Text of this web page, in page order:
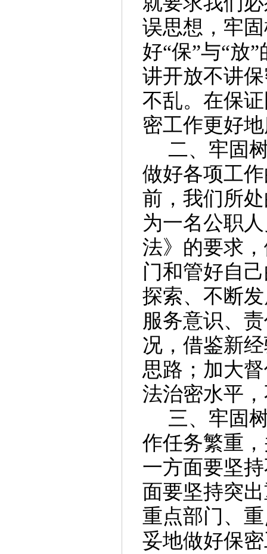
误思想，牢
好“保”与“放
讲开放不讲
不乱。在保
密工作更好
二、 牢固
做好各项工
前，我们所
为一名公职
法》的要求
门和管好自
探索、不断
服务意识、
况，借鉴新
思路；加大
法治密水平
三、 牢固
作任务繁重
一方面要坚
面要坚持突
重点部门、
妥地做好保